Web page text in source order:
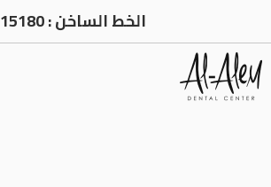
الخط الساخن :15180